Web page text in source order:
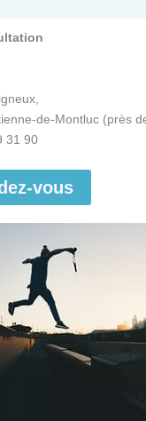
de-Montluc (près
31 90
vous